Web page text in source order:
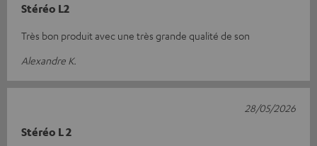
Stéréo L2
Très bon produit avec une très grande qualité de son
Alexandre K.
Stéréo L 2
28/05/2026